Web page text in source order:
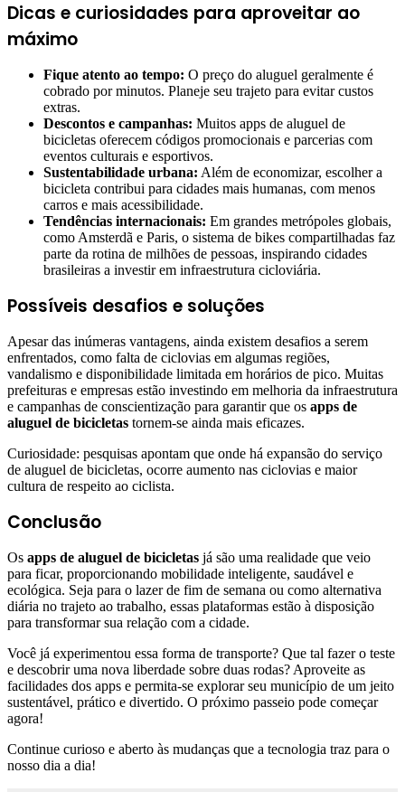
Dicas e curiosidades para aproveitar ao
máximo
Fique atento ao tempo: O preço do aluguel geralmente é
cobrado por minutos. Planeje seu trajeto para evitar custos
extras.
Descontos e campanhas: Muitos apps de aluguel de
bicicletas oferecem códigos promocionais e parcerias com
eventos culturais e esportivos.
Sustentabilidade urbana: Além de economizar, escolher a
bicicleta contribui para cidades mais humanas, com menos
carros e mais acessibilidade.
Tendências internacionais: Em grandes metrópoles globais,
como Amsterdã e Paris, o sistema de bikes compartilhadas faz
parte da rotina de milhões de pessoas, inspirando cidades
brasileiras a investir em infraestrutura cicloviária.
Possíveis desafios e soluções
Apesar das inúmeras vantagens, ainda existem desafios a serem
enfrentados, como falta de ciclovias em algumas regiões,
vandalismo e disponibilidade limitada em horários de pico. Muitas
prefeituras e empresas estão investindo em melhoria da infraestrutura
e campanhas de conscientização para garantir que os apps de
aluguel de bicicletas tornem-se ainda mais eficazes.
Curiosidade: pesquisas apontam que onde há expansão do serviço
de aluguel de bicicletas, ocorre aumento nas ciclovias e maior
cultura de respeito ao ciclista.
Conclusão
Os apps de aluguel de bicicletas já são uma realidade que veio
para ficar, proporcionando mobilidade inteligente, saudável e
ecológica. Seja para o lazer de fim de semana ou como alternativa
diária no trajeto ao trabalho, essas plataformas estão à disposição
para transformar sua relação com a cidade.
Você já experimentou essa forma de transporte? Que tal fazer o teste
e descobrir uma nova liberdade sobre duas rodas? Aproveite as
facilidades dos apps e permita-se explorar seu município de um jeito
sustentável, prático e divertido. O próximo passeio pode começar
agora!
Continue curioso e aberto às mudanças que a tecnologia traz para o
nosso dia a dia!